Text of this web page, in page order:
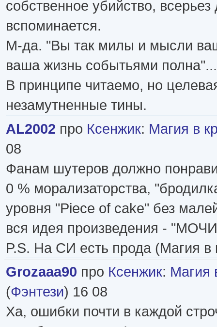
собственное убийство,
вспоминается.
М-да. "Вы так милы и мысли
ваша жизнь событьями полна"...
В принципе читаемо, но
незамутненные тины.
AL2002 про Ксенжик: Магия в
08
Фанам шутеров должно
0 % морализаторства,
уровня "Piece of cake" без
вся идея произведения -
P.S. На СИ есть прода (Магия в
Grozaaa90 про Ксенжик: Магия
(Фэнтези) 16 08
Ха, ошибки почти в каждой